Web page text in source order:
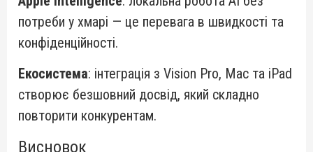
потреби у хмарі — це перевага в швидкості та
конфіденційності.
Екосистема: інтеграція з Vision Pro, Mac та iPad
створює безшовний досвід, який складно
повторити конкурентам.
Висновок